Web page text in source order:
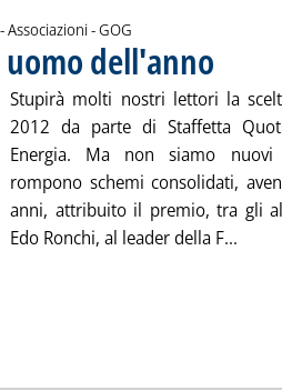
Associazioni -di:
GOG
dell'anno
Stupirà molti nostri lettori la
2012 da parte di Staffetta
Energia. Ma non siamo nuovi
rompono schemi consolidati,
anni, attribuito il premio, tra gli
Edo Ronchi, al leader della F...